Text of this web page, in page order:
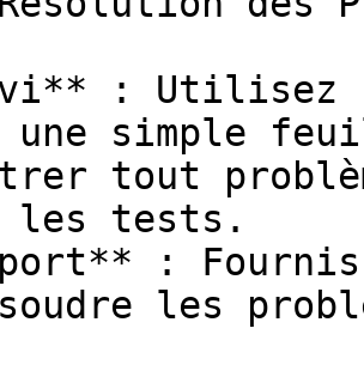
: Utilisez
une simple
tout
les tests.
:
les